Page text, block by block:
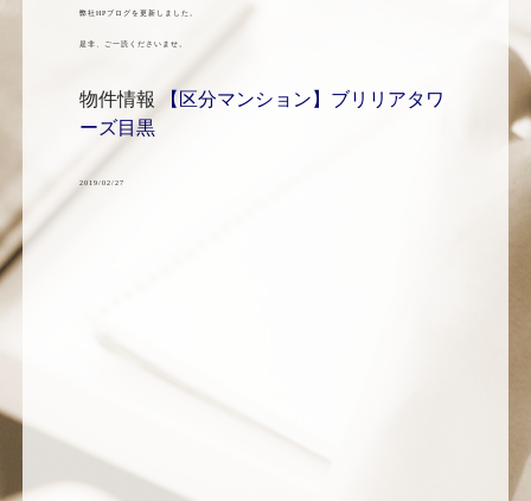
弊社HPブログを更新しました。
是非、ご一読くださいませ。
物件情報
【区分マンション】ブリリアタワ
ーズ目黒
2019/02/27